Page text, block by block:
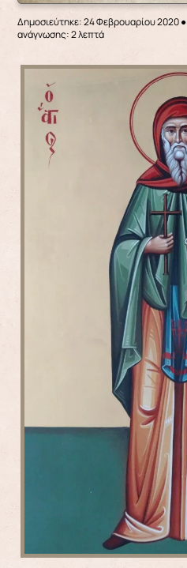
Δημοσιεύτηκε: 24 Φεβρουαρίου 2020●
ανάγνωσης: 2 λεπτά